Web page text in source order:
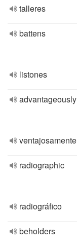
talleres
battens
listones
advantageously
ventajosamente
radiographic
radiográfico
beholders